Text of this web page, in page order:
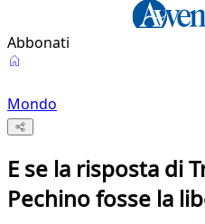
Abbonati
Mondo
E se la risposta di
Pechino fosse la